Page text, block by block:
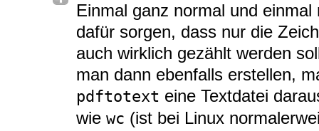
Einmal ganz normal und
dafür sorgen, dass nur die
auch wirklich gezählt werden
man dann ebenfalls erstellen,
pdftotext eine Textdatei
wie wc (ist bei Linux